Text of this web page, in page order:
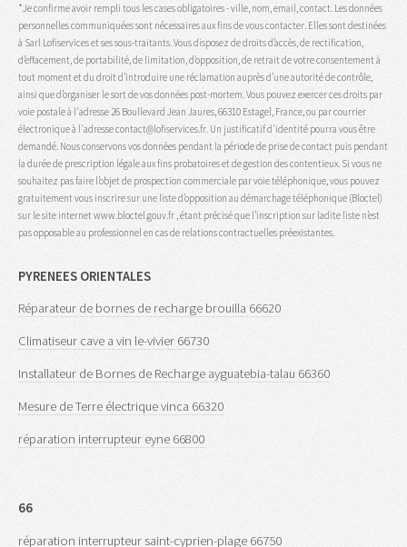
*Je confirme avoir rempli tous les cases obligatoires - ville, nom, email, contact. Les données
personnelles communiquées sont nécessaires aux fins de vous contacter. Elles sont destinées
à Sarl Lofiservices et ses sous-traitants. Vous disposez de droits d’accès, de rectification,
d’effacement, de portabilité, de limitation, d’opposition, de retrait de votre consentement à
tout moment et du droit d’introduire une réclamation auprès d’une autorité de contrôle,
ainsi que d’organiser le sort de vos données post-mortem. Vous pouvez exercer ces droits par
voie postale à l'adresse 26 Boullevard Jean Jaures, 66310 Estagel, France, ou par courrier
électronique à l'adresse contact@lofiservices.fr. Un justificatif d'identité pourra vous être
demandé. Nous conservons vos données pendant la période de prise de contact puis pendant
la durée de prescription légale aux fins probatoires et de gestion des contentieux. Si vous ne
souhaitez pas faire l’objet de prospection commerciale par voie téléphonique, vous pouvez
gratuitement vous inscrire sur une liste d’opposition au démarchage téléphonique (Bloctel)
sur le site internet www.bloctel.gouv.fr , étant précisé que l’inscription sur ladite liste n’est
pas opposable au professionnel en cas de relations contractuelles préexistantes.
PYRENEES ORIENTALES
Réparateur de bornes de recharge brouilla 66620
Climatiseur cave a vin le-vivier 66730
Installateur de Bornes de Recharge ayguatebia-talau 66360
Mesure de Terre électrique vinca 66320
réparation interrupteur eyne 66800
66
réparation interrupteur saint-cyprien-plage 66750